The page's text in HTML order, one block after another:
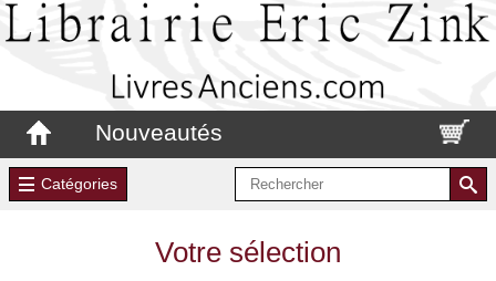
Nouveautés
Catégories
Votre sélection